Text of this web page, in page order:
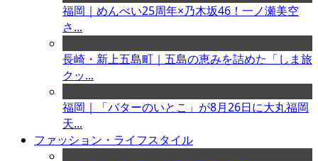
福岡｜めんべい25周年×乃木坂46！一ノ瀬美空
さ...
長崎・新上五島町｜五島の恵みを詰めた「しま旅
クッ...
福岡｜「バターのいとこ」が8月26日に大丸福岡
天...
ファッション・ライフスタイル